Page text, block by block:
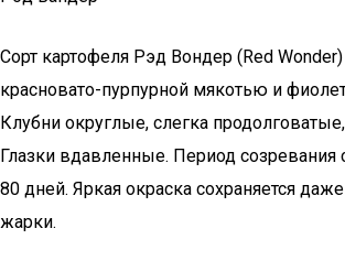
Сорт картофеля Рэд Вондер (Red Wonder)
красновато-пурпурной мякотью и
Клубни округлые, слегка
Глазки вдавленные. Период созревания
80 дней. Яркая окраска сохраняется
жарки.